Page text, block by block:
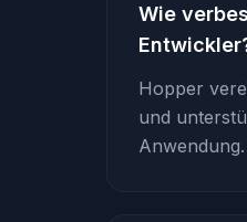
Wie
Hopper
und
Anwendung.